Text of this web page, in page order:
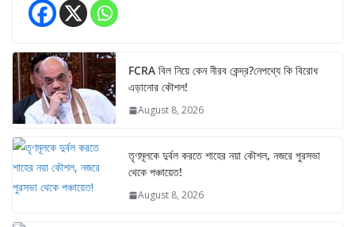
FCRA বিল নিয়ে কেন নীরব কেন্দ্র?নেপথ্যে কি বিরোধ
এড়ানোর কৌশল!
August 8, 2026
তৃণমূলকে দুর্বল করতে শাহের নয়া কৌশল, নজরে পুরসভা
থেকে পঞ্চায়েত!
August 8, 2026